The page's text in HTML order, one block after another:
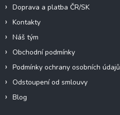
Doprava a platba ČR/SK
Kontakty
Náš tým
Obchodní podmínky
Podmínky ochrany osobních údajů
Odstoupení od smlouvy
Blog